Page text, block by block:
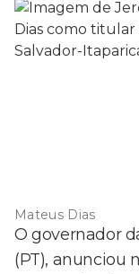
Mateus Dias
O governador
(PT), anunciou